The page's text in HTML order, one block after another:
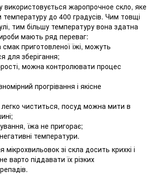
використовується жаропрочное скло, яке
до 400 градусів. Чим товщі
тим більшу температуру вона здатна
мають ряд переваг:
приготовленої їжі, можуть
для зберігання;
можна контролювати процес
прогрівання і якісне
легко чиститься, посуд можна мити в
їжа не пригорає;
температури.
мікрохвильовок зі скла досить крихкі і
варто піддавати їх різких